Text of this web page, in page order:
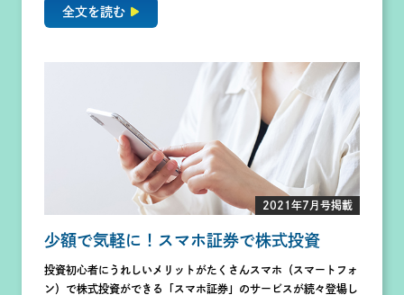
全文を読む
2021年7月号掲載
少額で気軽に！スマホ証券で株式投資
投資初心者にうれしいメリットがたくさんスマホ（スマートフォ
ン）で株式投資ができる「スマホ証券」のサービスが続々登場し